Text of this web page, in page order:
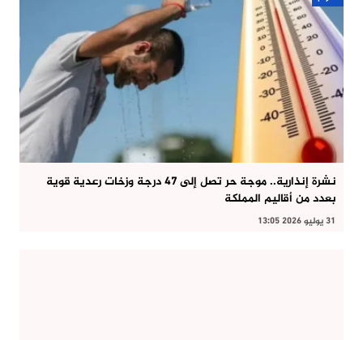
نشرة إنذارية.. موجة حر تصل إلى 47 درجة وزخات رعدية قوية
بعدد من أقاليم المملكة
31 يوليو 2026 13:05